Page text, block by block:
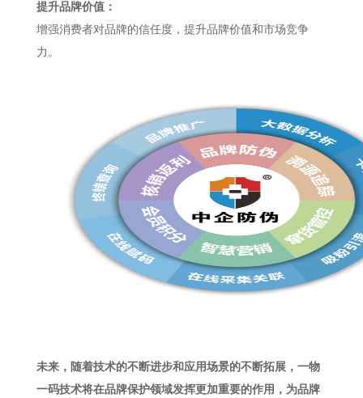
提升品牌价值：
增强消费者对品牌的信任度，提升品牌价值和市场竞争
力。
未来，随着技术的不断进步和应用场景的不断拓展，一物
一码技术将在品牌保护领域发挥更加重要的作用，为品牌